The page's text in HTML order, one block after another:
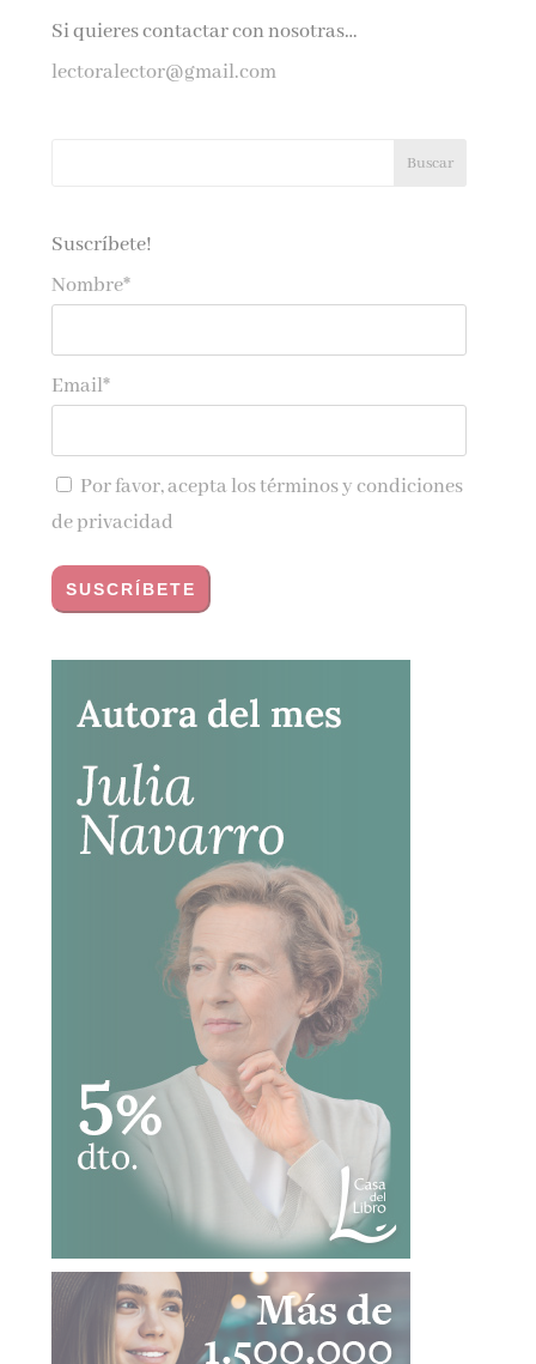
Si quieres contactar con nosotras…
lectoralector@gmail.com
Suscríbete!
Nombre*
Email*
Por favor, acepta lostérminos y condiciones
de privacidad